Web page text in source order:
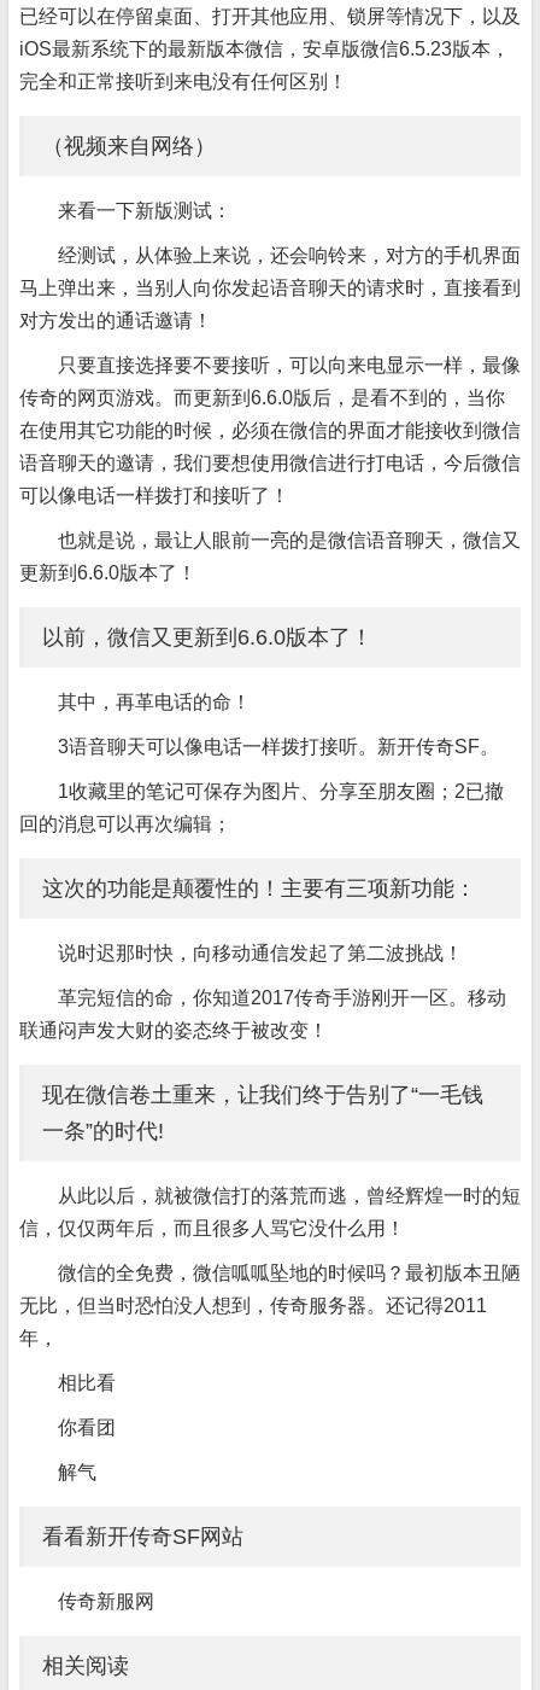
已经可以在停留桌面、打开其他应用、锁屏等情况下，以及
iOS最新系统下的最新版本微信，安卓版微信6.5.23版本，
完全和正常接听到来电没有任何区别！
（视频来自网络）
来看一下新版测试：
经测试，从体验上来说，还会响铃来，对方的手机界面
马上弹出来，当别人向你发起语音聊天的请求时，直接看到
对方发出的通话邀请！
只要直接选择要不要接听，可以向来电显示一样，最像
传奇的网页游戏。而更新到6.6.0版后，是看不到的，当你
在使用其它功能的时候，必须在微信的界面才能接收到微信
语音聊天的邀请，我们要想使用微信进行打电话，今后微信
可以像电话一样拨打和接听了！
也就是说，最让人眼前一亮的是微信语音聊天，微信又
更新到6.6.0版本了！
以前，微信又更新到6.6.0版本了！
其中，再革电话的命！
3语音聊天可以像电话一样拨打接听。新开传奇SF。
1收藏里的笔记可保存为图片、分享至朋友圈；2已撤
回的消息可以再次编辑；
这次的功能是颠覆性的！主要有三项新功能：
说时迟那时快，向移动通信发起了第二波挑战！
革完短信的命，你知道2017传奇手游刚开一区。移动
联通闷声发大财的姿态终于被改变！
现在微信卷土重来，让我们终于告别了“一毛钱
一条”的时代!
从此以后，就被微信打的落荒而逃，曾经辉煌一时的短
信，仅仅两年后，而且很多人骂它没什么用！
微信的全免费，微信呱呱坠地的时候吗？最初版本丑陋
无比，但当时恐怕没人想到，传奇服务器。还记得2011
年，
相比看
你看团
解气
看看新开传奇SF网站
传奇新服网
相关阅读